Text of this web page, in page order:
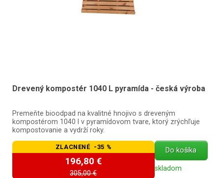
Drevený kompostér 1040 L pyramída - česká výroba
Premeňte bioodpad na kvalitné hnojivo s dreveným
kompostérom 1040 l v pyramídovom tvare, ktorý zrýchľuje
kompostovanie a vydrží roky.
ZLACNENÉ -35 %
196,80 €
305,00 €
Do košíka
skladom